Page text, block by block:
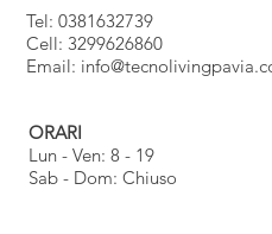
Tel: 0381632739
Cell: 3299626860
Email:
ORARI
Lun - Ven: 8 - 19
Sab - Dom: Chiuso